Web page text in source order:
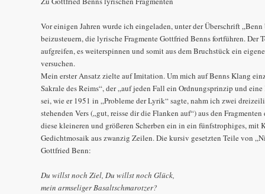
Vor einigen Jahren wurde ich eingeladen, unter der Überschrift
beizusteuern, die lyrische Fragmente Gottfried Benns fortführen. Der
aufgreifen, es weiterspinnen und somit aus dem Bruchstück ein
versuchen.
Mein erster Ansatz zielte auf Imitation. Um mich auf Benns Klang
Sakrale des Reims“, der „auf jeden Fall ein Ordnungsprinzip und
sei, wie er 1951 in „Probleme der Lyrik“ sagte, nahm ich zwei
stehenden Vers („gut, reisse dir die Flanken auf“) aus den
diese kleineren und größeren Scherben ein in ein fünfstrophiges, mit
Gedichtmosaik aus zwanzig Zeilen. Die kursiv gesetzten Teile von
Gottfried Benn:
Du willst noch Ziel, Du willst noch Glück,
mein armseliger Basaltschmarotzer?